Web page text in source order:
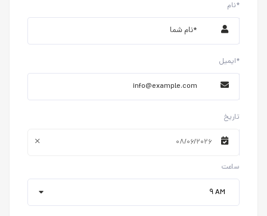
نام*
ایمیل*
تاریخ
۰۸/۰۶/۲۰۲۶
ساعت
۹ AM